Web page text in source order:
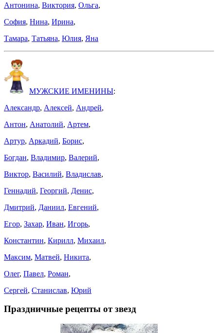
Антонина, Виктория, Ольга,
София, Нина, Ирина,
Тамара, Татьяна, Юлия, Яна
МУЖСКИЕ ИМЕНИНЫ:
Александр, Алексей, Андрей,
Антон, Анатолий, Артем,
Артур, Аркадий, Борис,
Богдан, Владимир, Валерий,
Виктор, Василий, Владислав,
Геннадий, Георгий, Денис,
Дмитрий, Даниил, Евгений,
Егор, Захар, Иван, Игорь,
Константин, Кирилл, Михаил,
Максим, Матвей, Никита,
Олег, Павел, Роман,
Сергей, Станислав, Юрий
Праздничные рецепты от звезд